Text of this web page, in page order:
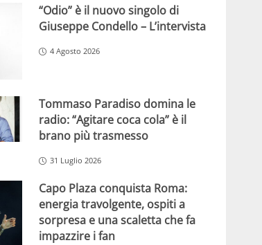
“Odio” è il nuovo singolo di
Giuseppe Condello – L’intervista
4 Agosto 2026
Tommaso Paradiso domina le
radio: “Agitare coca cola” è il
brano più trasmesso
31 Luglio 2026
Capo Plaza conquista Roma:
energia travolgente, ospiti a
sorpresa e una scaletta che fa
impazzire i fan